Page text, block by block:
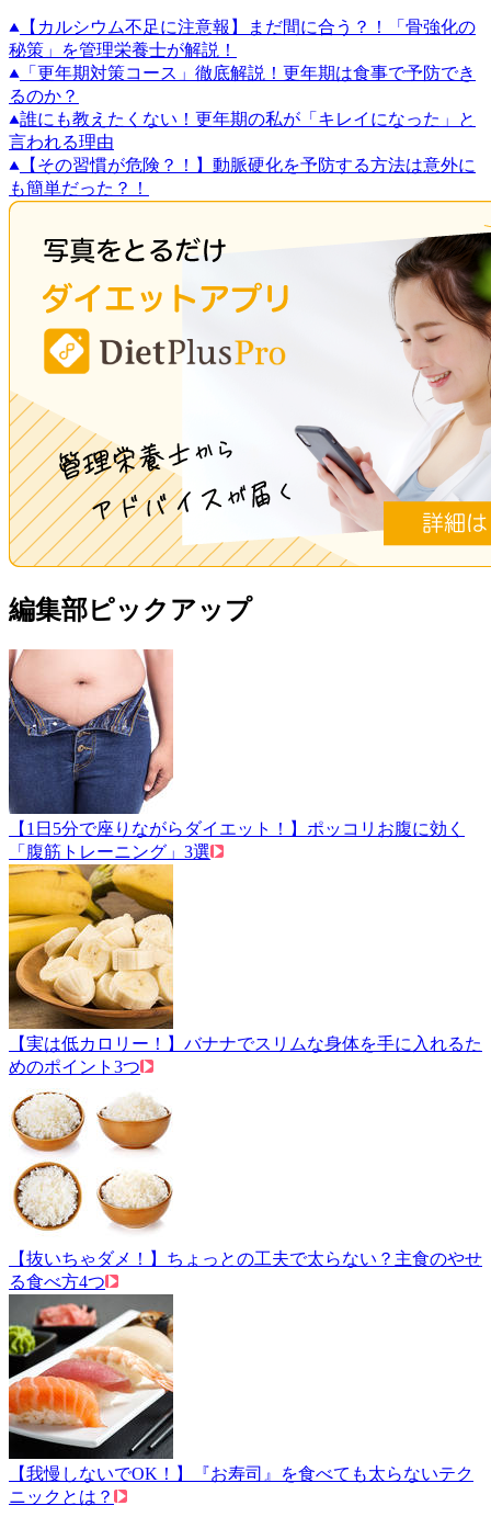
【カルシウム不足に注意報】まだ間に合う？！「骨強化の
秘策」を管理栄養士が解説！
「更年期対策コース」徹底解説！更年期は食事で予防でき
るのか？
誰にも教えたくない！更年期の私が「キレイになった」と
言われる理由
【その習慣が危険？！】動脈硬化を予防する方法は意外に
も簡単だった？！
編集部ピックアップ
【1日5分で座りながらダイエット！】ポッコリお腹に効く
「腹筋トレーニング」3選
【実は低カロリー！】バナナでスリムな身体を手に入れるた
めのポイント3つ
【抜いちゃダメ！】ちょっとの工夫で太らない？主食のやせ
る食べ方4つ
【我慢しないでOK！】『お寿司』を食べても太らないテク
ニックとは？